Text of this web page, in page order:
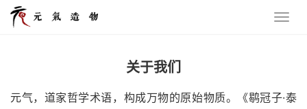
关于我们
元气，道家哲学术语，构成万物的原始物质。《鹖冠子·泰